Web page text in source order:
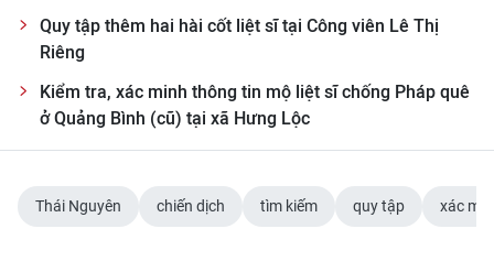
Quy tập thêm hai hài cốt liệt sĩ tại Công viên Lê Thị
Riêng
Kiểm tra, xác minh thông tin mộ liệt sĩ chống Pháp quê
ở Quảng Bình (cũ) tại xã Hưng Lộc
Thái Nguyên chiến dịch tìm kiếm quy tập xác